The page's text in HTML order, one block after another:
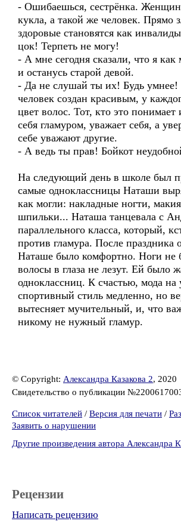
- Ошибаешься, сестрёнка.
кукла, а такой же человек. Прямо
здоровые становятся как
цок! Терпеть не могу!
- А мне сегодня сказали, что я как
и останусь старой девой.
- Да не слушай ты их! Будь
человек создан красивым, у
цвет волос. Тот, кто это понимает
себя гламуром, уважает себя, а
себе уважают другие.
- А ведь ты прав! Бойкот
На следующий день в школе был
самые одноклассницы Наташи
как могли: накладные ногти,
шпильки... Наташа танцевала с
параллельного класса, который,
против гламура. После праздника
Наташе было комфортно. Ноги не
волосы в глаза не лезут. Ей было
одноклассниц. К счастью, мода на
спортивный стиль медленно, но
вытесняет мучительный, и, что
никому не нужный гламур.
© Copyright: Александра Казакова 2, 2020
Свидетельство о публикации
Список читателей / Версия для печати /
Заявить о нарушении
Другие произведения автора Александра
Рецензии
Написать рецензию